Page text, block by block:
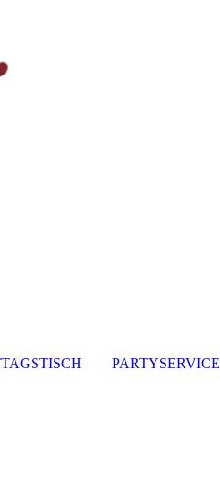
PARTYSERVICE